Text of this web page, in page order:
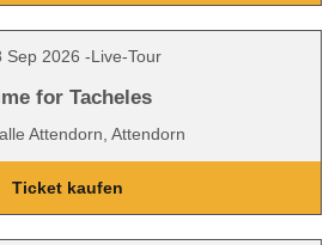
Sep 2026 -Live-Tour
for Tacheles
Attendorn, Attendorn
Ticket kaufen